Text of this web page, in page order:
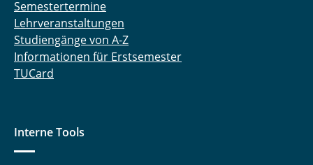
Semestertermine
Lehrveranstaltungen
Studiengänge von A-Z
Informationen für Erstsemester
TUCard
Interne Tools